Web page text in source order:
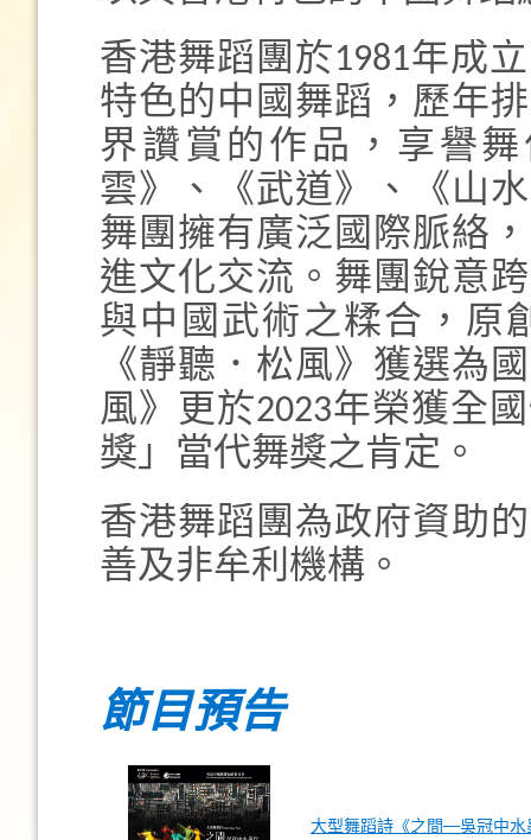
香港舞蹈團於1981年成
特色的中國舞蹈，歷年
界讚賞的作品，享譽
雲》、《武道》、《山
舞團擁有廣泛國際脈絡
進文化交流。舞團銳意
與中國武術之糅合，原
《靜聽．松風》獲選為
風》更於2023年榮獲全
獎」當代舞獎之肯定。
香港舞蹈團為政府資助
善及非牟利機構。
節目預告
大型舞蹈詩《之間──吳冠中水